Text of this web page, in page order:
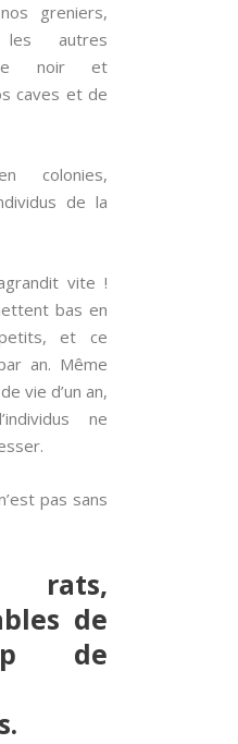
greniers,
autres
le noir et
caves et de
colonies,
de la
vite !
bas en
et ce
an. Même
vie d’un an,
ne
pas sans
de
de